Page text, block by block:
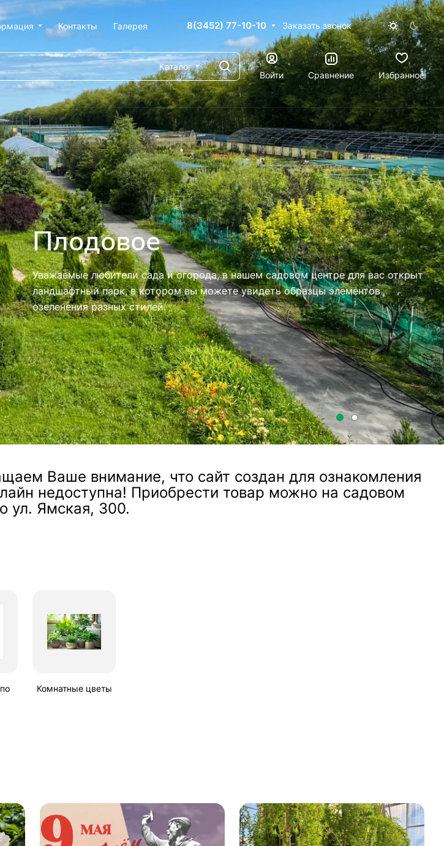
Контакты Галерея 8(3452) 77-10-10 Заказать звонок
Каталог
Войти
Сравнение Избранное
Ваше внимание, что сайт создан для ознакомления
недоступна! Приобрести товар можно на садовом
ул. Ямская, 300.
Комнатные цветы